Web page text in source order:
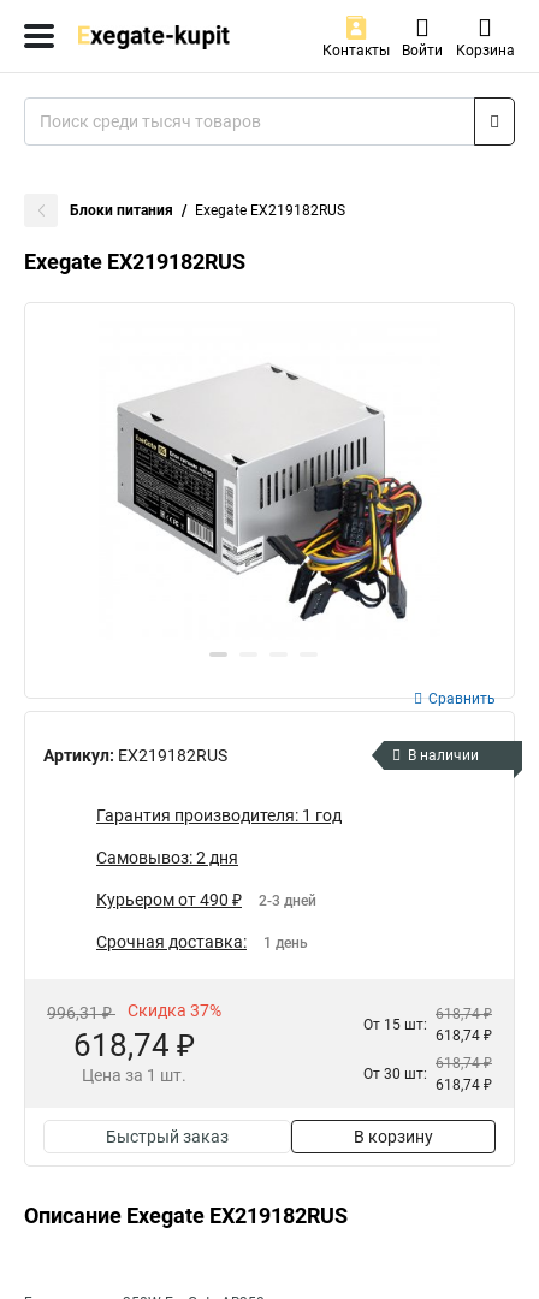
Контакты Войти Корзина
Блоки питания Exegate EX219182RUS
Exegate EX219182RUS
Артикул: EX219182RUS
Сравнить
В наличии
Гарантия производителя: 1 год
Самовывоз: 2 дня
Курьером от 490 ₽ 2-3 дней
Срочная доставка: 1 день
996,31 ₽ Скидка 37%
618,74 ₽
Цена за 1 шт.
От 15 шт:
618,74 ₽
618,74 ₽
От 30 шт:
618,74 ₽
618,74 ₽
Быстрый заказ В корзину
Описание Exegate EX219182RUS